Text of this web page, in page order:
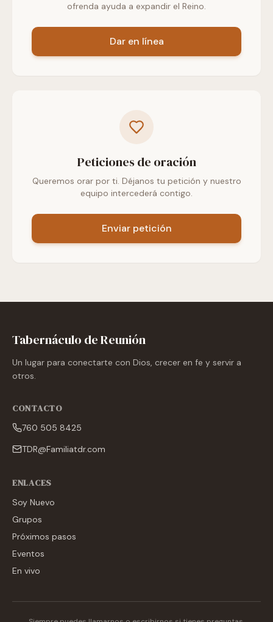
ofrenda ayuda a expandir el Reino.
Dar en línea
Peticiones de oración
Queremos orar por ti. Déjanos tu petición y nuestro
equipo intercederá contigo.
Enviar petición
Tabernáculo de Reunión
Un lugar para conectarte con Dios, crecer en fe y servir a
otros.
CONTACTO
760 505 8425
TDR@Familiatdr.com
ENLACES
Soy Nuevo
Grupos
Próximos pasos
Eventos
En vivo